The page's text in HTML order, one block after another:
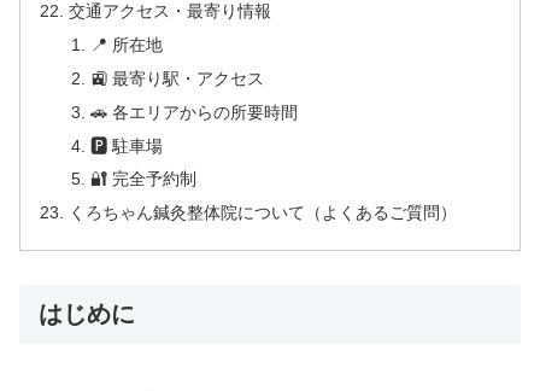
交通アクセス・最寄り情報
📍 所在地
🚉 最寄り駅・アクセス
🚗 各エリアからの所要時間
🅿 駐車場
🔐 完全予約制
くろちゃん鍼灸整体院について（よくあるご質問）
はじめに